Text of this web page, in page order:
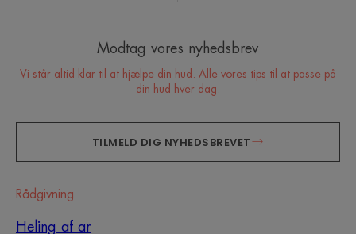
Modtag vores nyhedsbrev
Vi står altid klar til at hjælpe din hud. Alle vores tips til at passe på
din hud hver dag.
TILMELD DIG NYHEDSBREVET
Rådgivning
Heling af ar